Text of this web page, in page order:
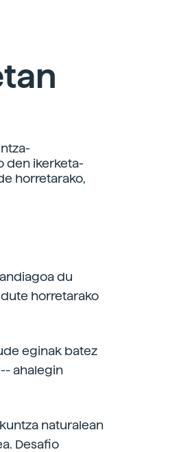
den ikerketa-
horretarako,
du
horretarako
eginak batez
ahalegin
naturalean
Desafio